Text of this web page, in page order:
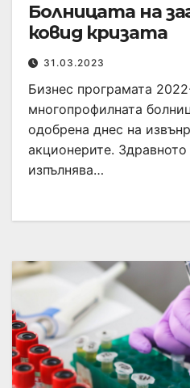
Болницата на
ковид кризата
31.03.2023
Бизнес програмата
многопрофилната
одобрена днес на
акционерите. Здравното
изпълнява…